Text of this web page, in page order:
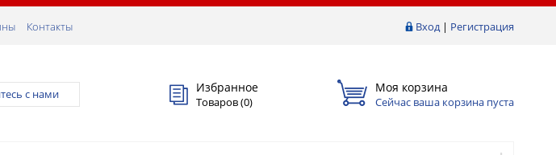
Вход| Регистрация
Контакты
с нами Избранное
Товаров (0)
Моя корзина
Сейчас ваша корзина пуста